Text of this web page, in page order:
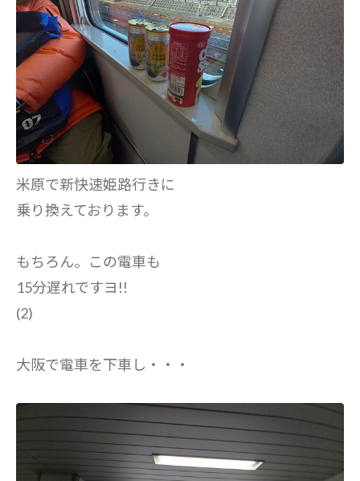
米原で新快速姫路行きに
乗り換えております。
もちろん。この電車も
15分遅れですヨ!!
(2)
大阪で電車を下車し・・・